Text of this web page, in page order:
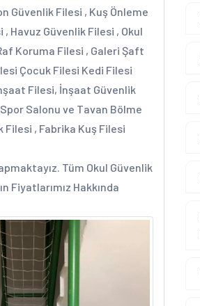
Güvenlik Filesi , Kuş Önleme
Havuz Güvenlik Filesi , Okul
Koruma Filesi , Galeri Şaft
Çocuk Filesi Kedi Filesi
Filesi, İnşaat Güvenlik
Salonu ve Tavan Bölme
Filesi , Fabrika Kuş Filesi
Tüm Okul Güvenlik
Hakkında